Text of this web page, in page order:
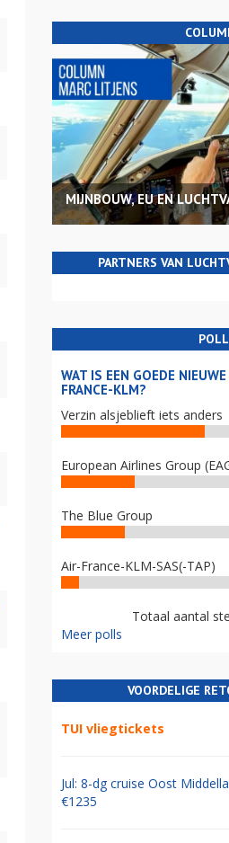
MIJNBOUW, EU EN
PARTNERS VAN
POLL
WAT IS EEN GOEDE
FRANCE-KLM?
Verzin alsjeblieft iets anders
European Airlines Group
The Blue Group
Air-France-KLM-SAS(-TAP)
Totaal aantal
Meer polls
VOORDELIGE
TUI vliegtickets
Jul: 8-dg cruise Oost
€1235